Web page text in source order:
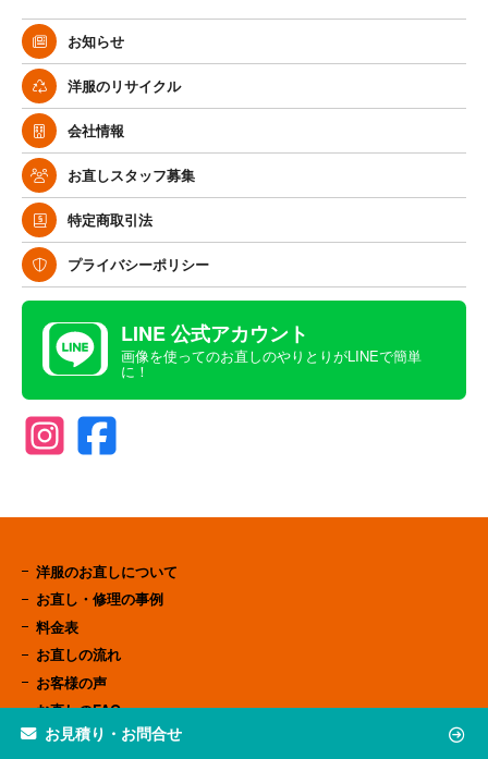
お知らせ
洋服のリサイクル
会社情報
お直しスタッフ募集
特定商取引法
プライバシーポリシー
LINE 公式アカウント
画像を使ってのお直しのやりとりがLINEで簡単
に！
洋服のお直しについて
お直し・修理の事例
料金表
お直しの流れ
お客様の声
お直しのFAQ
店舗案内
お見積り・お問合せ